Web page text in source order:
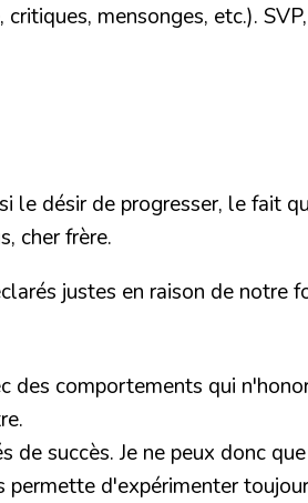
mensonges, etc.).
le désir de progresser, le fait
cher frère.
justes en raison de notre
comportements qui
succès. Je ne peux donc
permette d'expérimenter